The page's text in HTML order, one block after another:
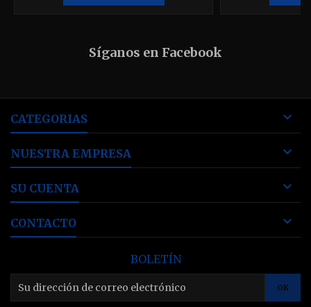
Síganos en Facebook
CATEGORIAS 
NUESTRA EMPRESA 
SU CUENTA 
CONTACTO 
BOLETÍN